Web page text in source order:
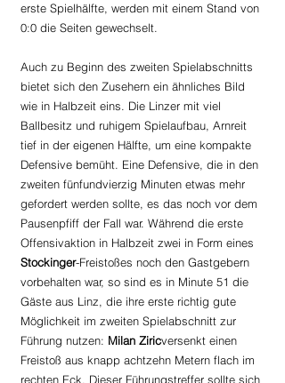
erste Spielhälfte, werden mit einem Stand von
0:0 die Seiten gewechselt.
Auch zu Beginn des zweiten Spielabschnitts
bietet sich den Zusehern ein ähnliches Bild
wie in Halbzeit eins. Die Linzer mit viel
Ballbesitz und ruhigem Spielaufbau, Arnreit
tief in der eigenen Hälfte, um eine kompakte
Defensive bemüht. Eine Defensive, die in den
zweiten fünfundvierzig Minuten etwas mehr
gefordert werden sollte, es das noch vor dem
Pausenpfiff der Fall war. Während die erste
Offensivaktion in Halbzeit zwei in Form eines
Stockinger-Freistoßes noch den Gastgebern
vorbehalten war, so sind es in Minute 51 die
Gäste aus Linz, die ihre erste richtig gute
Möglichkeit im zweiten Spielabschnitt zur
Führung nutzen: Milan Ziricversenkt einen
Freistoß aus knapp achtzehn Metern flach im
rechten Eck. Dieser Führungstreffer sollte sich